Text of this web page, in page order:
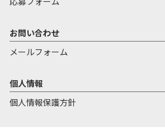
お問い合わせ
メールフォーム
個人情報
個人情報保護方針